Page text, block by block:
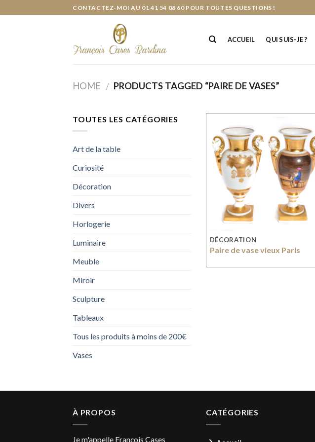
CONTACTEZ-MOI AU 01 41 54 08 60 POUR TOUTES QUESTIONS !
ACCUEIL QUI SUIS-JE ?
HOME / PRODUCTS TAGGED “PAIRE DE VASES”
TOUTES LES CATÉGORIES
Art de la table
Curiosité
Décoration
Divers
Horlogerie
Luminaire
Meuble
Miroir
Sculpture
Tableaux
Tous les produits à moins de 200€
Vases
DÉCORATION
Paire de vase vieux Paris
À PROPOS
Je m'appelle François Cases
CATÉGORIES